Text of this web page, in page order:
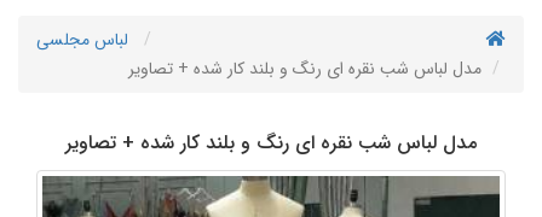
لباس مجلسی
مدل لباس شب نقره ای رنگ و بلند کار شده + تصاویر
مدل لباس شب نقره ای رنگ و بلند کار شده + تصاویر